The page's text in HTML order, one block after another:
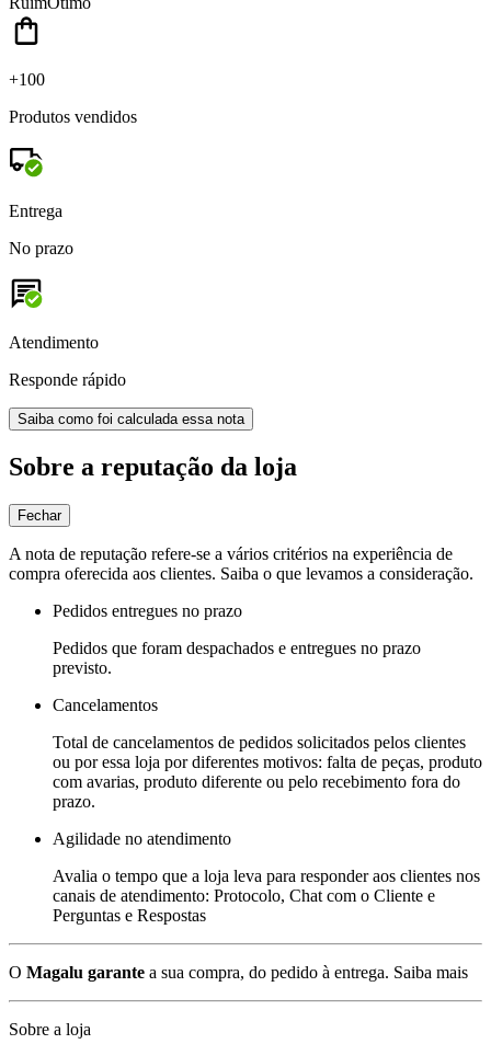
+100
Produtos vendidos
Entrega
No prazo
Atendimento
Responde rápido
Saiba como foi calculada essa nota
Sobre a reputação da loja
Fechar
A nota de reputação refere-se a vários critérios na experiência de
compra oferecida aos clientes. Saiba o que levamos a consideração.
Pedidos entregues no prazo
Pedidos que foram despachados e entregues no prazo
previsto.
Cancelamentos
Total de cancelamentos de pedidos solicitados pelos clientes
ou por essa loja por diferentes motivos: falta de peças, produto
com avarias, produto diferente ou pelo recebimento fora do
prazo.
Agilidade no atendimento
Avalia o tempo que a loja leva para responder aos clientes nos
canais de atendimento: Protocolo, Chat com o Cliente e
Perguntas e Respostas
O Magalu garante a sua compra, do pedido à entrega. Saiba mais
Sobre a loja